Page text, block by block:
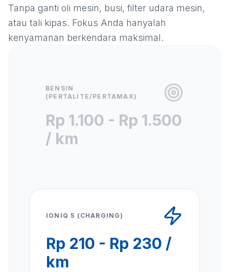
Tanpa ganti oli mesin, busi, filter udara mesin,
atau tali kipas. Fokus Anda hanyalah
kenyamanan berkendara maksimal.
BENSIN
(PERTALITE/PERTAMAX)
Rp 1.100 - Rp 1.500
/ km
IONIQ 5 (CHARGING)
Rp 210 - Rp 230 /
km